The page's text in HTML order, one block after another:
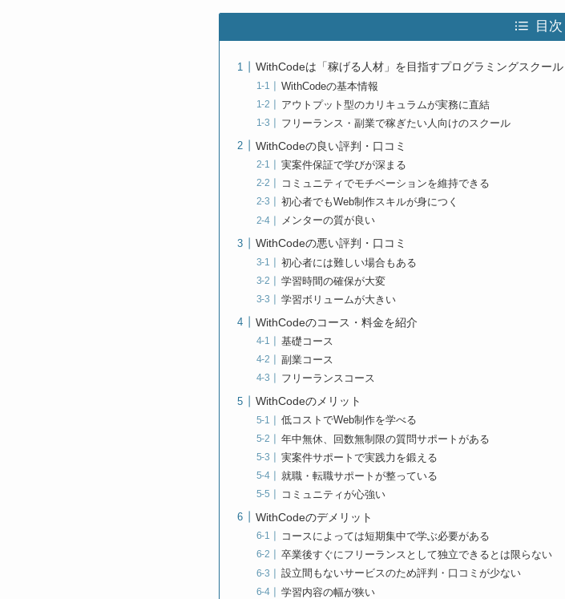
目次
WithCodeは「稼げる人材」を目指すプログラミングスクール
WithCodeの基本情報
アウトプット型のカリキュラムが実務に直結
フリーランス・副業で稼ぎたい人向けのスクール
WithCodeの良い評判・口コミ
実案件保証で学びが深まる
コミュニティでモチベーションを維持できる
初心者でもWeb制作スキルが身につく
メンターの質が良い
WithCodeの悪い評判・口コミ
初心者には難しい場合もある
学習時間の確保が大変
学習ボリュームが大きい
WithCodeのコース・料金を紹介
基礎コース
副業コース
フリーランスコース
WithCodeのメリット
低コストでWeb制作を学べる
年中無休、回数無制限の質問サポートがある
実案件サポートで実践力を鍛える
就職・転職サポートが整っている
コミュニティが心強い
WithCodeのデメリット
コースによっては短期集中で学ぶ必要がある
卒業後すぐにフリーランスとして独立できるとは限らない
設立間もないサービスのため評判・口コミが少ない
学習内容の幅が狭い